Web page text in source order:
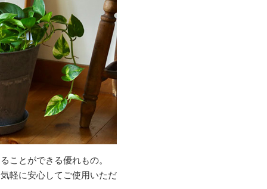
ことができる優れもの。
軽に安心してご使用いただ